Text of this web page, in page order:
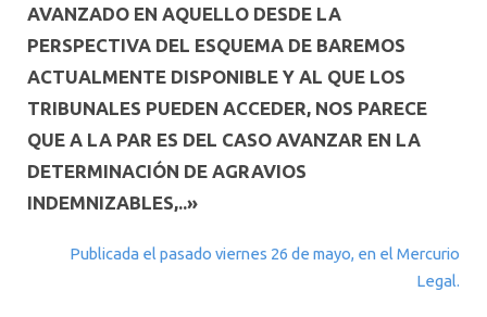
AVANZADO EN AQUELLO DESDE LA
PERSPECTIVA DEL ESQUEMA DE BAREMOS
ACTUALMENTE DISPONIBLE Y AL QUE LOS
TRIBUNALES PUEDEN ACCEDER, NOS PARECE
QUE A LA PAR ES DEL CASO AVANZAR EN LA
DETERMINACIÓN DE AGRAVIOS
INDEMNIZABLES,..»
Publicada el pasado viernes 26 de mayo, en el Mercurio
Legal.